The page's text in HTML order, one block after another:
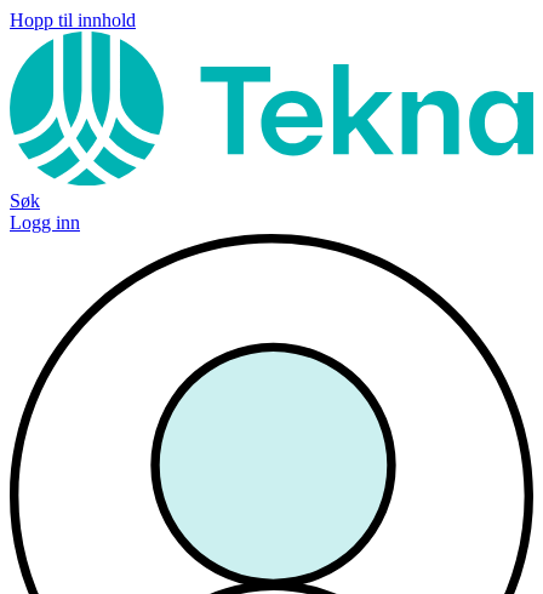
Hopp til innhold
Søk
Logg inn